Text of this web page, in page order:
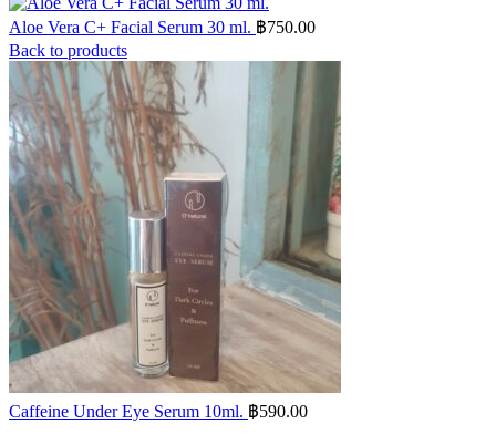
Aloe Vera C+ Facial Serum 30 ml. ฿750.00
Back to products
Caffeine Under Eye Serum 10ml. ฿590.00